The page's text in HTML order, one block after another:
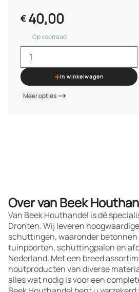
€40,00
Op voorraad
In winkelwagen
Meer opties
Over van Beek
Van Beek Houthandel is dé
Dronten. Wij leveren
schuttingen, waaronder
tuinpoorten, schuttingpalen en
Nederland. Met een breed
houtproducten van diverse
alles wat nodig is voor een